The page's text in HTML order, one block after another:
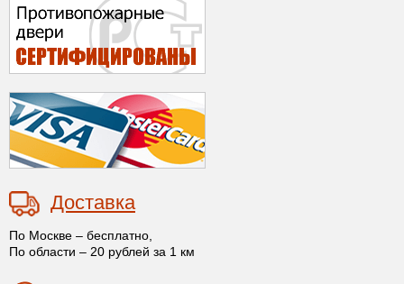
Доставка
По Москве – бесплатно,
По области – 20 рублей за 1 км